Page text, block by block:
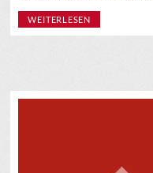
WEITERLESEN